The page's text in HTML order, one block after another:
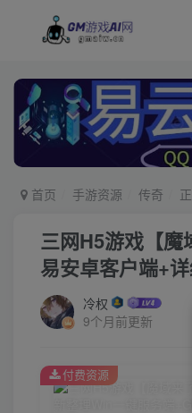
首页 手游资源 传奇
三网H5游戏【
易安卓客户端+
冷权
9个月前更新
付费资源